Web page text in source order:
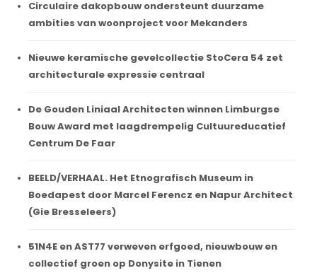
Circulaire dakopbouw ondersteunt duurzame
ambities van woonproject voor Mekanders
Nieuwe keramische gevelcollectie StoCera 54 zet
architecturale expressie centraal
De Gouden Liniaal Architecten winnen Limburgse
Bouw Award met laagdrempelig Cultuureducatief
Centrum De Faar
BEELD/VERHAAL. Het Etnografisch Museum in
Boedapest door Marcel Ferencz en Napur Architect
(Gie Bresseleers)
51N4E en AST77 verweven erfgoed, nieuwbouw en
collectief groen op Donysite in Tienen